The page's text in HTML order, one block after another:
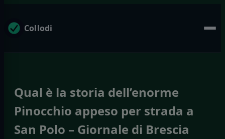
Collodi
Qual è la storia dell’enorme
Pinocchio appeso per strada a
San Polo – Giornale di Brescia